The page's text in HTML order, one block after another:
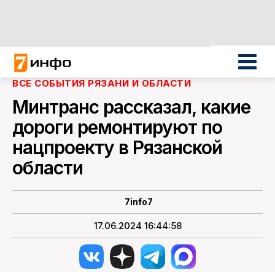
Новости России
Политика
Новости мира
О НАС
ВСЕ СОБЫТИЯ РЯЗАНИ И ОБЛАСТИ
Минтранс рассказал, какие
дороги ремонтируют по
нацпроекту в Рязанской
области
7info7
17.06.2024 16:44:58